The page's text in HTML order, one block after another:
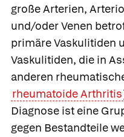
große Arterien,
und/oder Venen
primäre Vaskulitiden
Vaskulitiden, die in
anderen
rheumatoide Arthritis
Diagnose ist eine
gegen Bestandteile